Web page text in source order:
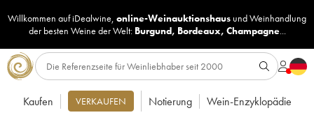
Willkommen auf iDealwine, online-Weinauktionshaus undWeinhandlung
der besten Weine der Welt: Burgund, Bordeaux, Champagne...
Kaufen VERKAUFEN Notierung Wein-Enzyklopädie